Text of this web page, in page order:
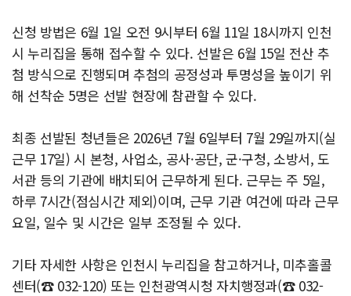
신청 방법은 6월 1일 오전 9시부터 6월 11일 18시까지 인천
시 누리집을 통해 접수할 수 있다. 선발은 6월 15일 전산 추
첨 방식으로 진행되며 추첨의 공정성과 투명성을 높이기 위
해 선착순 5명은 선발 현장에 참관할 수 있다.
최종 선발된 청년들은 2026년 7월 6일부터 7월 29일까지(실
근무 17일) 시 본청, 사업소, 공사·공단, 군·구청, 소방서, 도
서관 등의 기관에 배치되어 근무하게 된다. 근무는 주 5일,
하루 7시간(점심시간 제외)이며, 근무 기관 여건에 따라 근무
요일, 일수 및 시간은 일부 조정될 수 있다.
기타 자세한 사항은 인천시 누리집을 참고하거나, 미추홀콜
센터(☎ 032-120) 또는 인천광역시청 자치행정과(☎ 032-